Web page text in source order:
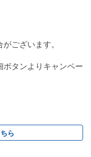
ございます。
ボタンよりキャンペー
ら